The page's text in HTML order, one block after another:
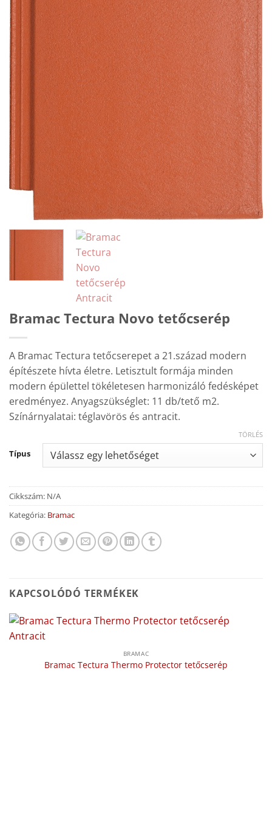
Bramac Tectura Novo tetőcserép
A Bramac Tectura tetőcserepet a 21.század modern
építészete hívta életre. Letisztult formája minden
modern épülettel tökéletesen harmonizáló fedésképet
eredményez. Anyagszükséglet: 11 db/tető m2.
Színárnyalatai: téglavörös és antracit.
Típus
TÖRLÉS
Cikkszám: N/A
Kategória: Bramac
KAPCSOLÓDÓ TERMÉKEK
BRAMAC
Bramac Tectura Thermo Protector tetőcserép